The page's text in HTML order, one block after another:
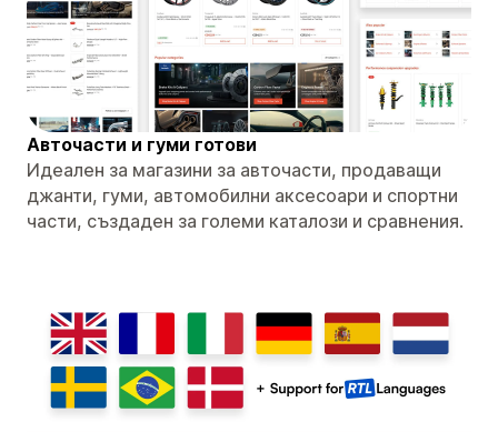
Авточасти и гуми готови
Идеален за магазини за авточасти, продаващи
джанти, гуми, автомобилни аксесоари и спортни
части, създаден за големи каталози и сравнения.